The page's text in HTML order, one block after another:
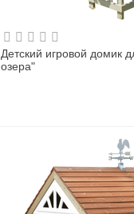
Детский игровой домик для
озера"